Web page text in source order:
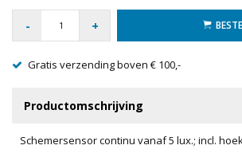
- +
Gratis verzending boven € 100,-
Productomschrijving
Schemersensor continu vanaf 5 lux.; incl.